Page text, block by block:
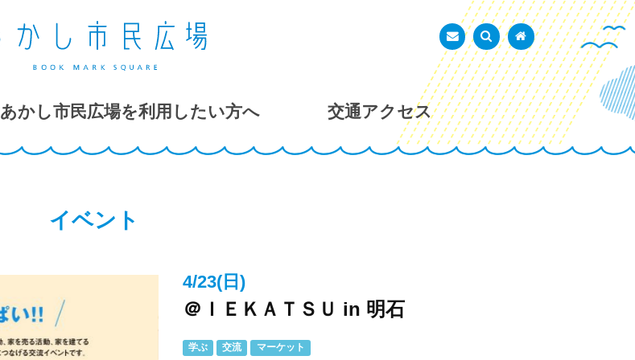
あかし市民広場
お問い合わせ
検索を表示トップページ
あかし市民広場を利用したい方へ 交通アクセス
イベント
4/23(日)
＠ＩＥＫＡＴＳＵ in 明石
学ぶ 交流 マーケット